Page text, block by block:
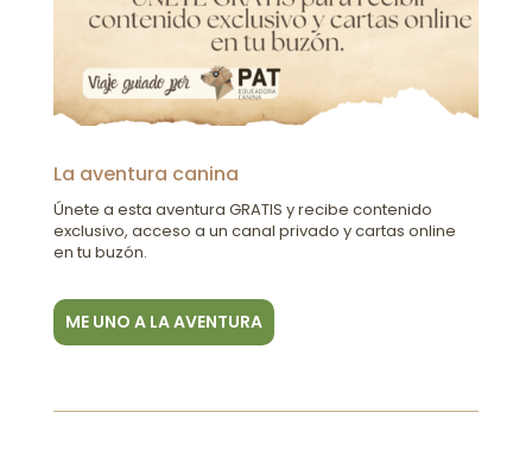
La aventura canina
Únete a esta aventura GRATIS y recibe contenido
exclusivo, acceso a un canal privado y cartas online
en tu buzón.
ME UNO A LA AVENTURA